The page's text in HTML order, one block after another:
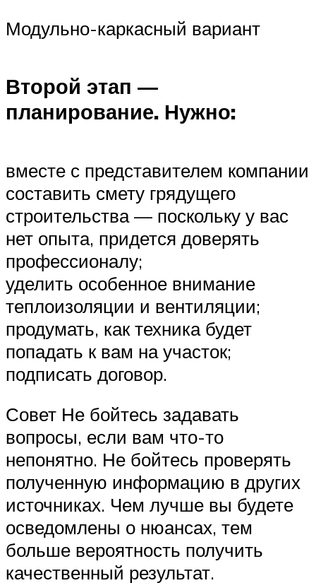
Модульно-каркасный вариант
Второй этап —
планирование. Нужно:
вместе с представителем компании
составить смету грядущего
строительства — поскольку у вас
нет опыта, придется доверять
профессионалу;
уделить особенное внимание
теплоизоляции и вентиляции;
продумать, как техника будет
попадать к вам на участок;
подписать договор.
Совет Не бойтесь задавать
вопросы, если вам что-то
непонятно. Не бойтесь проверять
полученную информацию в других
источниках. Чем лучше вы будете
осведомлены о нюансах, тем
больше вероятность получить
качественный результат.